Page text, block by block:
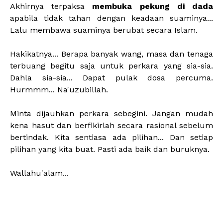
Akhirnya terpaksa membuka pekung di dada
apabila tidak tahan dengan keadaan suaminya...
Lalu membawa suaminya berubat secara Islam.
Hakikatnya... Berapa banyak wang, masa dan tenaga
terbuang begitu saja untuk perkara yang sia-sia.
Dahla sia-sia... Dapat pulak dosa percuma.
Hurmmm... Na'uzubillah.
Minta dijauhkan perkara sebegini. Jangan mudah
kena hasut dan berfikirlah secara rasional sebelum
bertindak. Kita sentiasa ada pilihan... Dan setiap
pilihan yang kita buat. Pasti ada baik dan buruknya.
Wallahu'alam...